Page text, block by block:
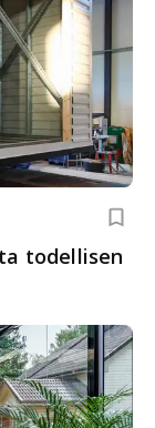
todellisen